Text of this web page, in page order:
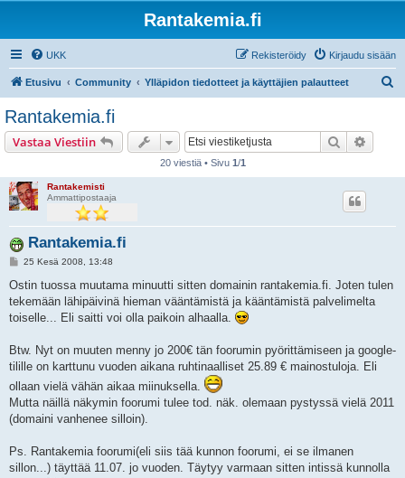
Rantakemia.fi
UKK Kirjaudu sisään
Rekisteröidy
Etusivu Community Ylläpidon tiedotteet ja käyttäjien palautteet
Rantakemia.fi
Vastaa Viestiin Etsi
20 viestiä • Sivu 1/1
Rantakemisti
Ammattipostaaja
Rantakemia.fi
V
e
t
i
25 Kesä 2008, 13:48
Ostin tuossa muutama minuutti sitten domainin rantakemia.fi. Joten tulen
tekemään lähipäivinä hieman vääntämistä ja kääntämistä palvelimelta
toiselle... Eli saitti voi olla paikoin alhaalla.
Btw. Nyt on muuten menny jo 200€ tän foorumin pyörittämiseen ja google-
tilille on karttunu vuoden aikana ruhtinaalliset 25.89 € mainostuloja. Eli
ollaan vielä vähän aikaa miinuksella.
Mutta näillä näkymin foorumi tulee tod. näk. olemaan pystyssä vielä 2011
(domaini vanhenee silloin).
Ps. Rantakemia foorumi(eli siis tää kunnon foorumi, ei se ilmanen
sillon...) täyttää 11.07. jo vuoden. Täytyy varmaan sitten intissä kunnolla